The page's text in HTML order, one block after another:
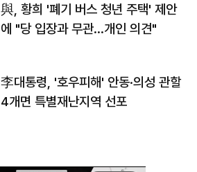
與, 황희 '폐기 버스 청년 주택' 제안
에 "당 입장과 무관…개인 의견"
李대통령, '호우피해' 안동·의성 관할
4개면 특별재난지역 선포